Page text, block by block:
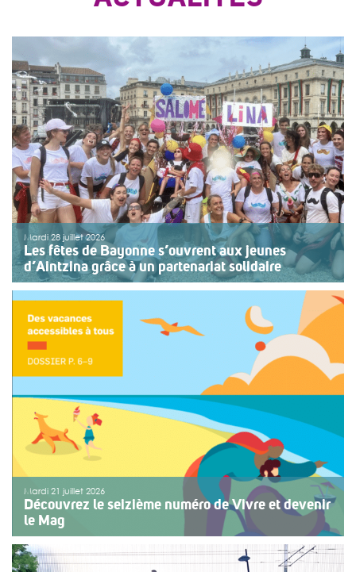
Mardi 28 juillet 2026
Les fêtes de Bayonne s’ouvrent aux jeunes
d’Aintzina grâce à un partenariat solidaire
Une organisation collective au service de l’inclusion
Depuis sept ans, l’association ouvre le premier jour des
fêtes de Bayonne à une structure accompagnant des
enfants ou des adolescents en situation de handicap
ou de fragilité. Cette année, le choix […]
>>Lire la suite
Mardi 21 juillet 2026
Découvrez le seizième numéro de Vivre et devenir
le Mag
Le numéro du mois de juillet 2026 de Vivre et devenir, Le
Mag, vient de paraître. Le dossier central se concentre